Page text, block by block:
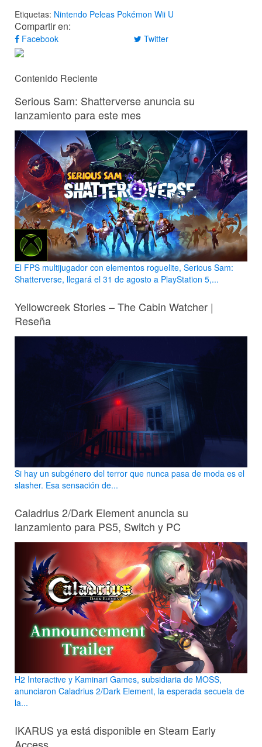
Etiquetas: Nintendo Peleas Pokémon Wii U
Compartir en:
Facebook Twitter
Contenido Reciente
Serious Sam: Shatterverse anuncia su
lanzamiento para este mes
El FPS multijugador con elementos roguelite, Serious Sam:
Shatterverse, llegará el 31 de agosto a PlayStation 5,...
Yellowcreek Stories – The Cabin Watcher |
Reseña
Si hay un subgénero del terror que nunca pasa de moda es el
slasher. Esa sensación de...
Caladrius 2/Dark Element anuncia su
lanzamiento para PS5, Switch y PC
H2 Interactive y Kaminari Games, subsidiaria de MOSS,
anunciaron Caladrius 2/Dark Element, la esperada secuela de
la...
IKARUS ya está disponible en Steam Early
Access